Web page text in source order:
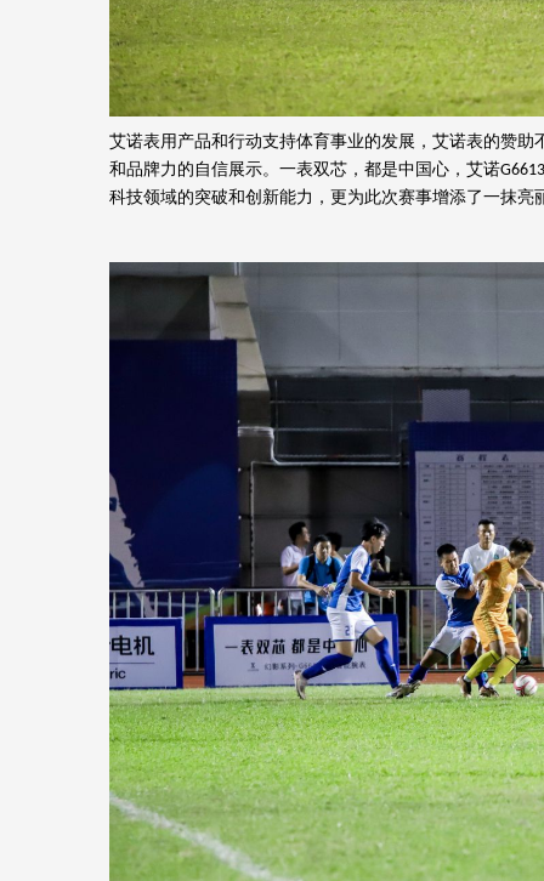
艾诺表用产品和行动支持体育事业的发展，艾诺表的赞助
和品牌力的自信展示。一表双芯，都是中国心，艾诺G6613
科技领域的突破和创新能力 ， 更为此次赛事增添了一抹亮